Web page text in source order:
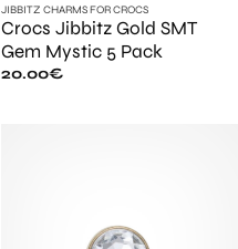
JIBBITZ CHARMS FOR CROCS
Crocs Jibbitz Gold SMT
Gem Mystic 5 Pack
20.00€